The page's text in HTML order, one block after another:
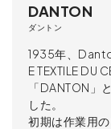
DANTON
ダントン
1935年、
E TEXTILE DU
「DANTON」
した。
初期は作業用